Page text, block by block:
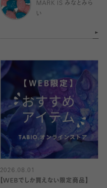
MARK IS みなとみら
い
2026.08.01
【WEBでしか買えない限定商品】